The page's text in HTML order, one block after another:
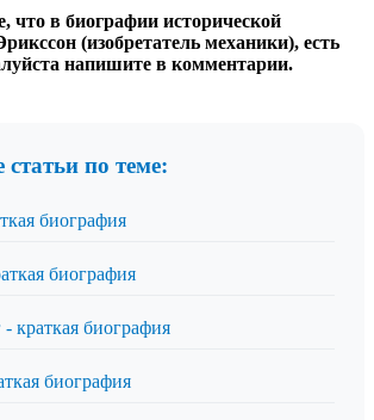
что в биографии исторической
(изобретатель механики), есть
напишите в комментарии.
по теме:
биография
биография
краткая биография
биография